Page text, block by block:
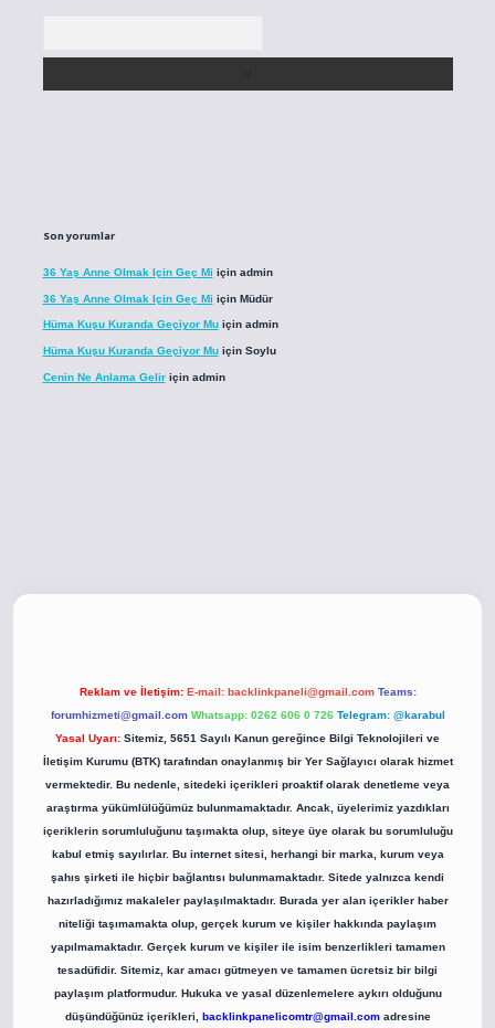
Son yorumlar
36 Yaş Anne Olmak Için Geç Mi için admin
36 Yaş Anne Olmak Için Geç Mi için Müdür
Hüma Kuşu Kuranda Geçiyor Muiçin admin
Hüma Kuşu Kuranda Geçiyor Muiçin Soylu
Cenin Ne Anlama Geliriçin admin
Reklam ve İletişim: E-mail: backlinkpaneli@gmail.com Teams:
forumhizmeti@gmail.com Whatsapp: 0262 606 0 726 Telegram: @karabul
Yasal Uyarı: Sitemiz, 5651 Sayılı Kanun gereğince Bilgi Teknolojileri ve
İletişim Kurumu (BTK) tarafından onaylanmış bir Yer Sağlayıcı olarak hizmet
vermektedir. Bu nedenle, sitedeki içerikleri proaktif olarak denetleme veya
araştırma yükümlülüğümüz bulunmamaktadır. Ancak, üyelerimiz yazdıkları
içeriklerin sorumluluğunu taşımakta olup, siteye üye olarak bu sorumluluğu
kabul etmiş sayılırlar. Bu internet sitesi, herhangi bir marka, kurum veya
şahıs şirketi ile hiçbir bağlantısı bulunmamaktadır. Sitede yalnızca kendi
hazırladığımız makaleler paylaşılmaktadır. Burada yer alan içerikler haber
niteliği taşımamakta olup, gerçek kurum ve kişiler hakkında paylaşım
yapılmamaktadır. Gerçek kurum ve kişiler ile isim benzerlikleri tamamen
tesadüfidir. Sitemiz, kar amacı gütmeyen ve tamamen ücretsiz bir bilgi
paylaşım platformudur. Hukuka ve yasal düzenlemelere aykırı olduğunu
düşündüğünüz içerikleri, backlinkpanelicomtr@gmail.comadresine